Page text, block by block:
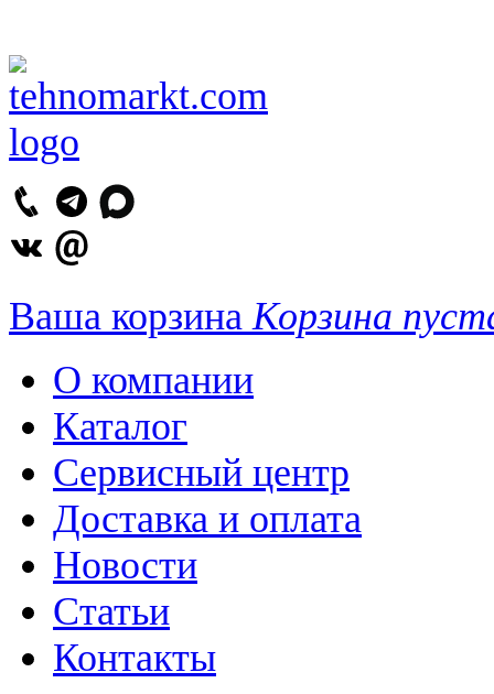
Ваша корзина Корзина
О компании
Каталог
Сервисный центр
Доставка и оплата
Новости
Статьи
Контакты